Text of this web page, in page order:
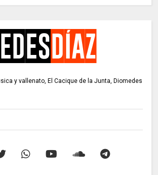
y vallenato, El Cacique de la Junta, Diomedes